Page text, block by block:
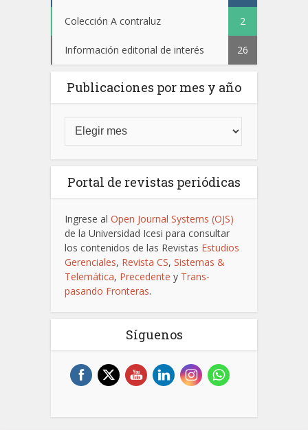
Colección A contraluz 2
Información editorial de interés 26
Publicaciones por mes y año
Portal de revistas periódicas
Ingrese al Open Journal Systems (OJS)
de la Universidad Icesi para consultar
los contenidos de las Revistas Estudios
Gerenciales, Revista CS, Sistemas &
Telemática, Precedente y Trans-
pasando Fronteras.
Síguenos